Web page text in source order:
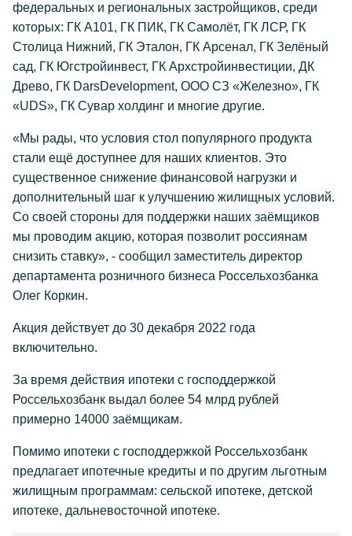
федеральных и региональных застройщиков, среди
которых: ГК А101, ГК ПИК, ГК Самолёт, ГК ЛСР, ГК
Столица Нижний, ГК Эталон, ГК Арсенал, ГК Зелёный
сад, ГК Югстройинвест, ГК Архстройинвестиции, ДК
Древо, ГК DarsDevelopment, ООО СЗ «Железно», ГК
«UDS», ГК Сувар холдинг и многие другие.
«Мы рады, что условия стол популярного продукта
стали ещё доступнее для наших клиентов. Это
существенное снижение финансовой нагрузки и
дополнительный шаг к улучшению жилищных условий.
Со своей стороны для поддержки наших заёмщиков
мы проводим акцию, которая позволит россиянам
снизить ставку», - сообщил заместитель директор
департамента розничного бизнеса Россельхозбанка
Олег Коркин.
Акция действует до 30 декабря 2022 года
включительно.
За время действия ипотеки с господдержкой
Россельхозбанк выдал более 54 млрд рублей
примерно 14000 заёмщикам.
Помимо ипотеки с господдержкой Россельхозбанк
предлагает ипотечные кредиты и по другим льготным
жилищным программам: сельской ипотеке, детской
ипотеке, дальневосточной ипотеке.